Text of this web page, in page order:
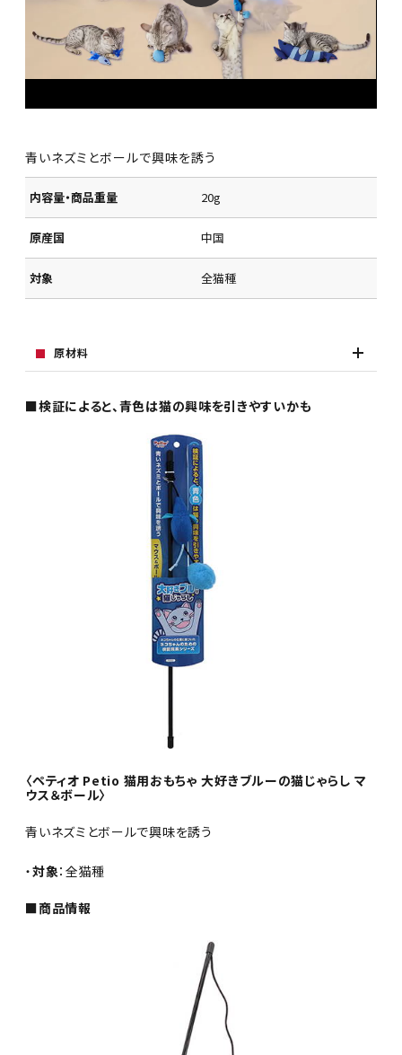
青いネズミとボールで興味を誘う
内容量・商品重量 20g
原産国 中国
対象 全猫種
原材料
■検証によると、青色は猫の興味を引きやすいかも
〈ペティオ Petio 猫用おもちゃ 大好きブルーの猫じゃらし マ
ウス＆ボール〉
青いネズミとボールで興味を誘う
・対象：全猫種
■商品情報